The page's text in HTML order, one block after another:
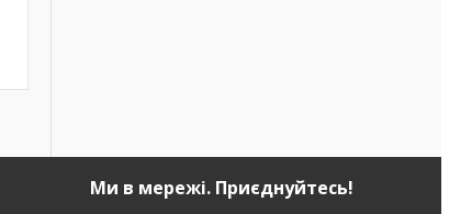
Ми в мережі. Приєднуйтесь!